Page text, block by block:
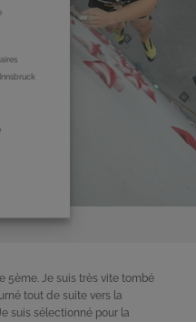
5ème. Je suis très vite tombé
tout de suite vers la
suis sélectionné pour la